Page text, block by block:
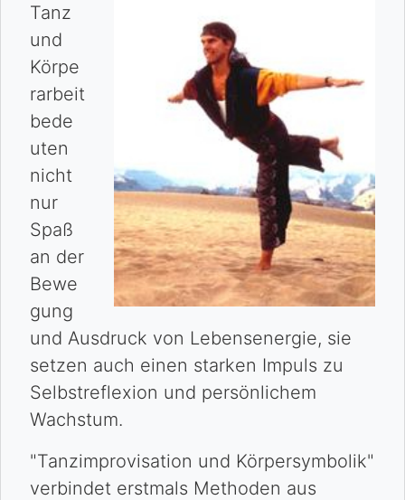
Tanz
und
Körpe
r­arbeit
bede
u­ten
nicht
nur
Spaß
an der
Bewe
gung
und Ausdruck von Lebensenergie, sie
setzen auch einen starken Impuls zu
Selbstreflexion und persönlichem
Wachstum.
"Tanzimprovisation und Körpersymbolik"
verbindet erstmals Methoden aus